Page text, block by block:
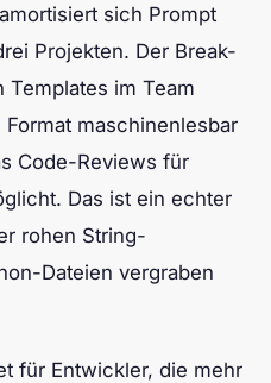
sich Prompt
Projekten. Der Break-
im Team
maschinenlesbar
Code-Reviews für
Das ist ein echter
rohen String-
Dateien vergraben
für Entwickler, die mehr